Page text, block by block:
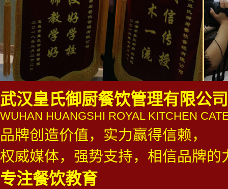
武汉皇氏御厨餐饮管理有限公司
WUHAN HUANGSHI ROYAL KITCHEN
品牌创造价值，实力赢得信赖，
权威媒体，强势支持，相信品牌的
专注餐饮教育